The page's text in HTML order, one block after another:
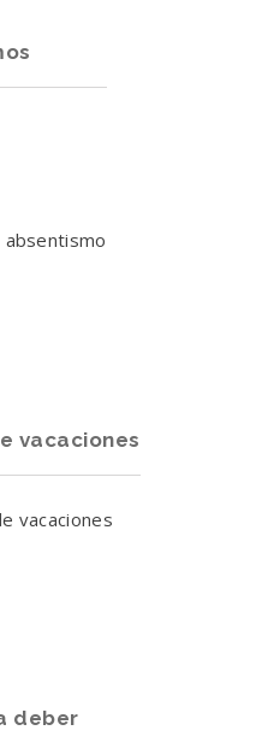
vacaciones
vacaciones
deber